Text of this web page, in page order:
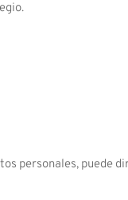
personales, puede